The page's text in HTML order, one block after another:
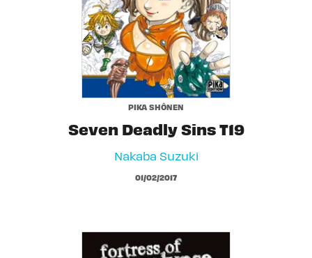
PIKA SHÔNEN
Seven Deadly Sins T19
Nakaba Suzuki
01/02/2017